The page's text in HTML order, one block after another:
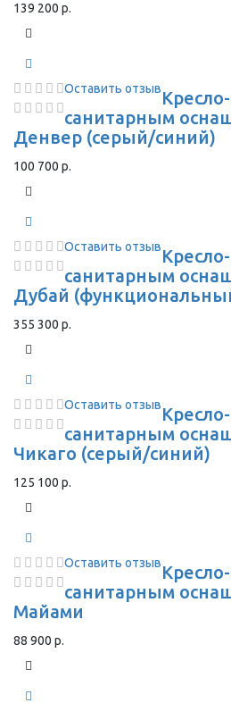
139 200 р.
Оставить отзыв
санитарным
Денвер (серый/синий)
100 700 р.
Оставить отзыв
санитарным
Дубай
355 300 р.
Оставить отзыв
санитарным
Чикаго (серый/синий)
125 100 р.
Оставить отзыв
санитарным
Майами
88 900 р.